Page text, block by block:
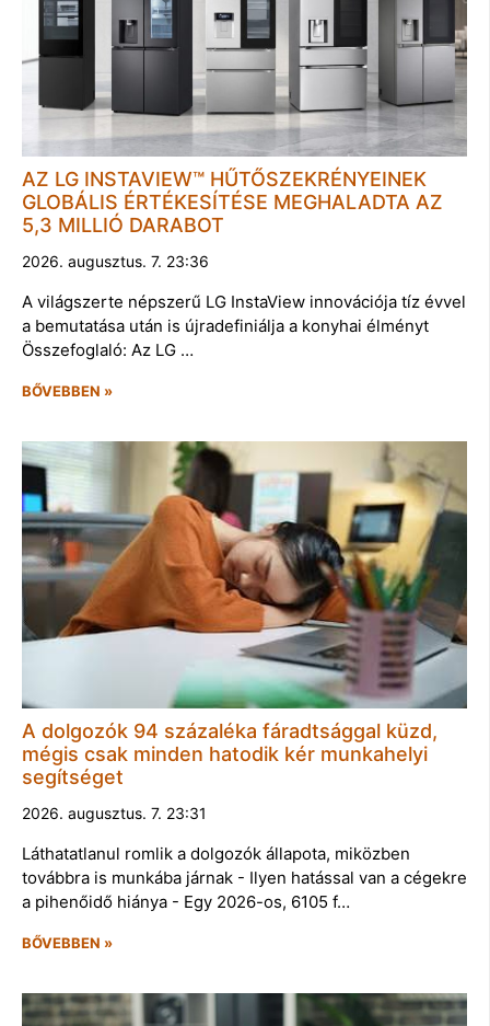
AZ LG INSTAVIEW™ HŰTŐSZEKRÉNYEINEK
GLOBÁLIS ÉRTÉKESÍTÉSE MEGHALADTA AZ
5,3 MILLIÓ DARABOT
2026. augusztus. 7. 23:36
A világszerte népszerű LG InstaView innovációja tíz évvel
a bemutatása után is újradefiniálja a konyhai élményt
Összefoglaló: Az LG …
BŐVEBBEN »
A dolgozók 94 százaléka fáradtsággal küzd,
mégis csak minden hatodik kér munkahelyi
segítséget
2026. augusztus. 7. 23:31
Láthatatlanul romlik a dolgozók állapota, miközben
továbbra is munkába járnak - Ilyen hatással van a cégekre
a pihenőidő hiánya - Egy 2026-os, 6105 f…
BŐVEBBEN »